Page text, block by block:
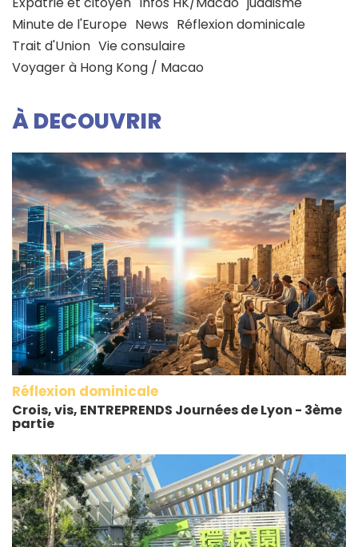
Minute de l'Europe News Réflexion dominicale
Trait d'Union Vie consulaire
Voyager à Hong Kong / Macao
À DECOUVRIR
Réflexion dominicale
Crois, vis, ENTREPRENDS Journées de Lyon - 3ème
partie